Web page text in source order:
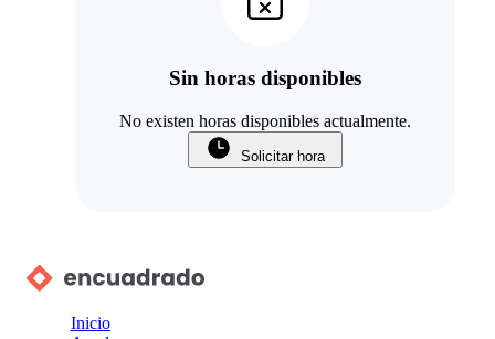
Sin horas disponibles
No existen horas disponibles actualmente.
Solicitar hora
Inicio